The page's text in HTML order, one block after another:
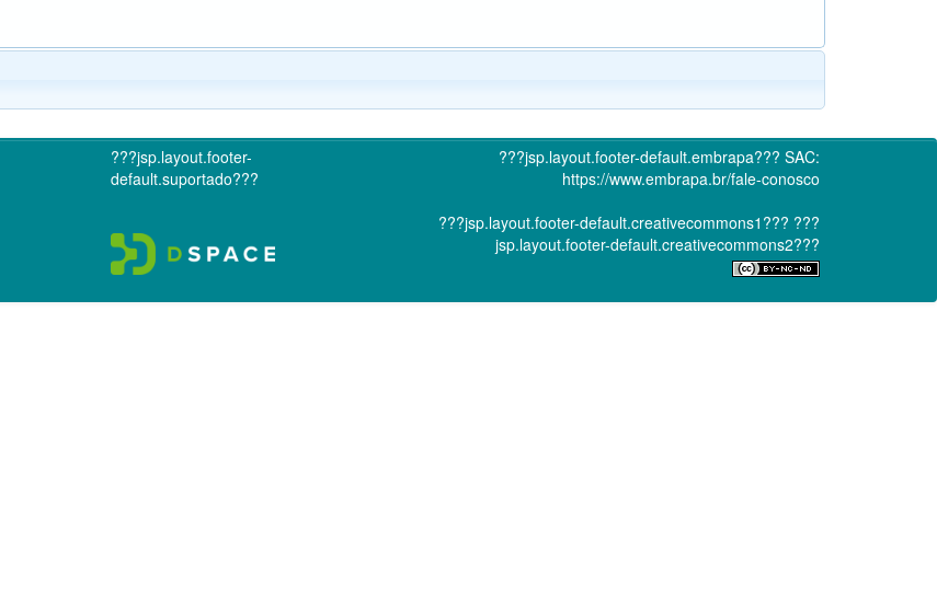
???jsp.layout.footer-
default.suportado???
???jsp.layout.footer-default.embrapa??? SAC:
https://www.embrapa.br/fale-conosco
???jsp.layout.footer-default.creativecommons1??? ???
jsp.layout.footer-default.creativecommons2???